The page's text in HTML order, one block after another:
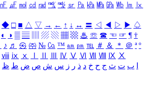
㎋ ㎌ ㏖ ㏅ ㎭ ㎮ ㎯ ㏛ ㎩ ㎪ ㎫ ㎬ ㏝ ㏐
㏓
◆ □ ■ △ ▽ → ← ↑ ↓ ↔ 〓 ◁ ◀ ▷ ▶ ♤
◐ ◑ ▒ ▤ ▨ ▧ ▦ ▩ ♨ ☏ ☎ ☜ ☞ ¶ †
♪ ♬ ㉿ ㈜ № ㏇ ™ ㏂ ㏘ ℡ ＃ ＆ ＊ ＠ ª º
ⅷ ⅸ ⅹ Ⅳ Ⅴ Ⅵ Ⅶ Ⅷ Ⅸ Ⅹ
ب ت ث ج ح خ د ذ ر ز س ش ص ض ط ظ